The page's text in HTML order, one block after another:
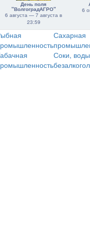
День поля
"ВолгоградАГРО"
6 августа — 7 августа в
23:59
6
Сахарная
Соки,